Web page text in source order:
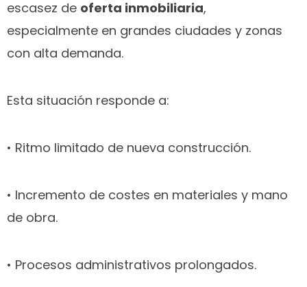
escasez de oferta inmobiliaria,
especialmente en grandes ciudades y zonas
con alta demanda.
Esta situación responde a:
• Ritmo limitado de nueva construcción.
• Incremento de costes en materiales y mano
de obra.
• Procesos administrativos prolongados.